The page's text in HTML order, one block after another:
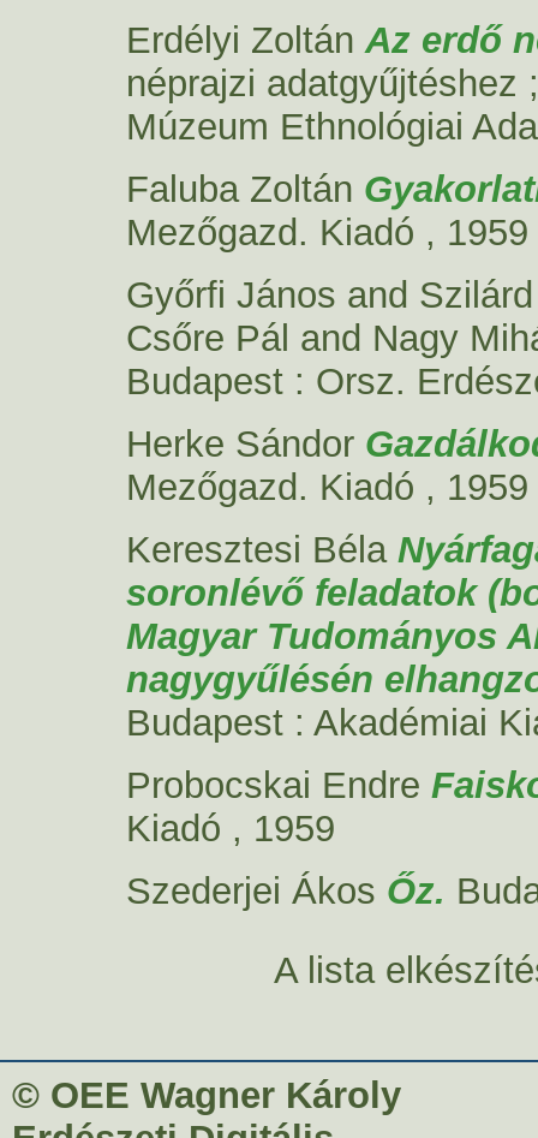
Erdélyi Zoltán Az erdő
néprajzi
Múzeum Ethnológiai
Faluba Zoltán
Mezőgazd. Kiadó , 1959
Győrfi János and
Csőre Pál and Nagy
Budapest : Orsz.
Herke Sándor
Mezőgazd. Kiadó , 1959
Keresztesi Béla
soronlévő feladatok
Magyar Tudományos
nagygyűlésén
Budapest : Akadémiai
Probocskai Endre
Kiadó , 1959
Szederjei Ákos Őz.
A lista
© OEE Wagner Károly